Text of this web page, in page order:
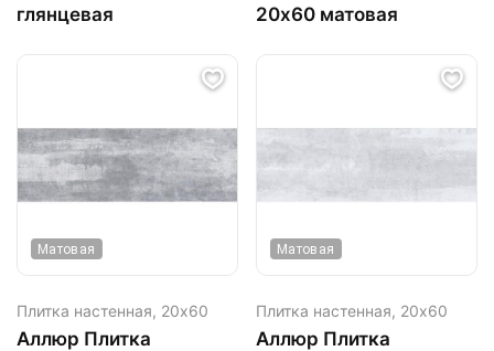
глянцевая
20х60 матовая
Матовая
Плитка настенная, 20х60
Аллюр Плитка
Матовая
Плитка настенная, 20х60
Аллюр Плитка